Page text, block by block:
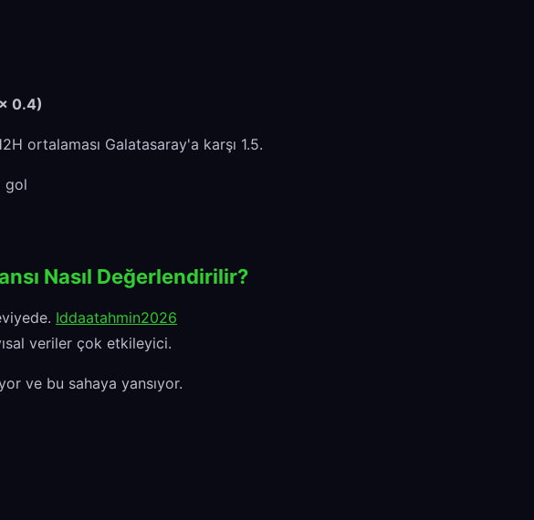
0.4)
ortalaması Galatasaray'a karşı 1.5.
gol
Nasıl Değerlendirilir?
Iddaatahmin2026
veriler çok etkileyici.
ve bu sahaya yansıyor.